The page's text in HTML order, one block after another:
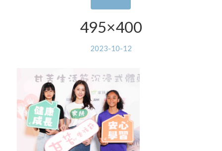
495×400
2023-10-12